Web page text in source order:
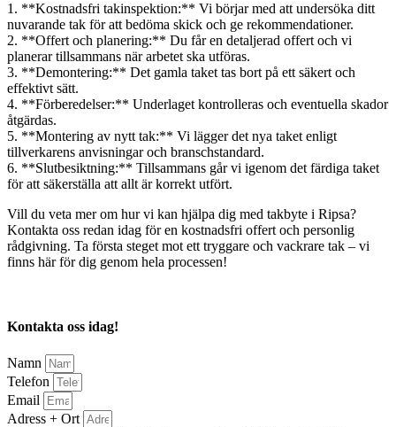
1. **Kostnadsfri takinspektion:** Vi börjar med att undersöka ditt
nuvarande tak för att bedöma skick och ge rekommendationer.
2. **Offert och planering:** Du får en detaljerad offert och vi
planerar tillsammans när arbetet ska utföras.
3. **Demontering:** Det gamla taket tas bort på ett säkert och
effektivt sätt.
4. **Förberedelser:** Underlaget kontrolleras och eventuella skador
åtgärdas.
5. **Montering av nytt tak:** Vi lägger det nya taket enligt
tillverkarens anvisningar och branschstandard.
6. **Slutbesiktning:** Tillsammans går vi igenom det färdiga taket
för att säkerställa att allt är korrekt utfört.
Vill du veta mer om hur vi kan hjälpa dig med takbyte i Ripsa?
Kontakta oss redan idag för en kostnadsfri offert och personlig
rådgivning. Ta första steget mot ett tryggare och vackrare tak – vi
finns här för dig genom hela processen!
Kontakta oss idag!
Namn
Telefon
Email
Adress + Ort